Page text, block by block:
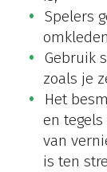
Spelers
Gebruik
zoals je
Het
en
van
is ten